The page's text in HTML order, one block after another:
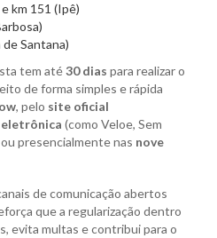
km 151 (Ipê)
de Santana)
tem até30 dias para realizar o
de forma simples e rápida
, pelo site oficial
eletrônica (como Veloe, Sem
presencialmente nas nove
de comunicação abertos
que a regularização dentro
evita multas e contribui para o